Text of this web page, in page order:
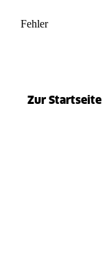
Fehler
Zur Startseite